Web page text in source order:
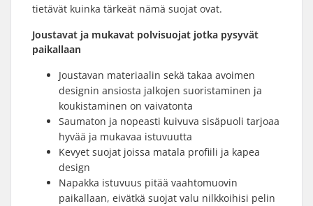
tietävät kuinka tärkeät nämä suojat ovat.
Joustavat ja mukavat polvisuojat jotka pysyvät
paikallaan
Joustavan materiaalin sekä takaa avoimen
designin ansiosta jalkojen suoristaminen ja
koukistaminen on vaivatonta
Saumaton ja nopeasti kuivuva sisäpuoli tarjoaa
hyvää ja mukavaa istuvuutta
Kevyet suojat joissa matala profiili ja kapea
design
Napakka istuvuus pitää vaahtomuovin
paikallaan, eivätkä suojat valu nilkkoihisi pelin